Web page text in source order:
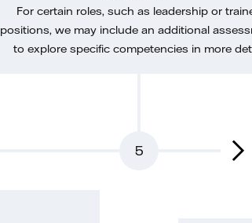
5
For certain roles, such as leadership or
positions, we may include an additional
to explore specific competencies in more